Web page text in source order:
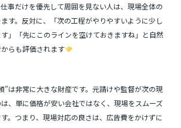
事だけを優先して周囲を見ない人は、現場全体の
す。反対に、「次の工程がやりやすいように少し
」「先にこのラインを空けておきますね」と自然
らも評価されます
”は非常に大きな財産です。元請けや監督が次の現
、単に価格が安い会社ではなく、現場をスムーズ
。つまり、現場対応の良さは、広告費をかけずに